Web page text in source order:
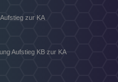
zur KA
Aufstieg KB zur KA